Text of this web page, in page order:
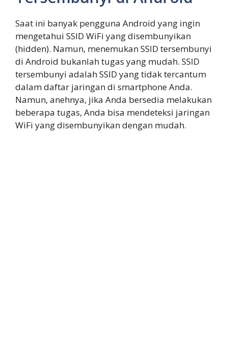
Saat ini banyak pengguna Android yang ingin
mengetahui SSID WiFi yang disembunyikan
(hidden). Namun, menemukan SSID tersembunyi
di Android bukanlah tugas yang mudah. SSID
tersembunyi adalah SSID yang tidak tercantum
dalam daftar jaringan di smartphone Anda.
Namun, anehnya, jika Anda bersedia melakukan
beberapa tugas, Anda bisa mendeteksi jaringan
WiFi yang disembunyikan dengan mudah.